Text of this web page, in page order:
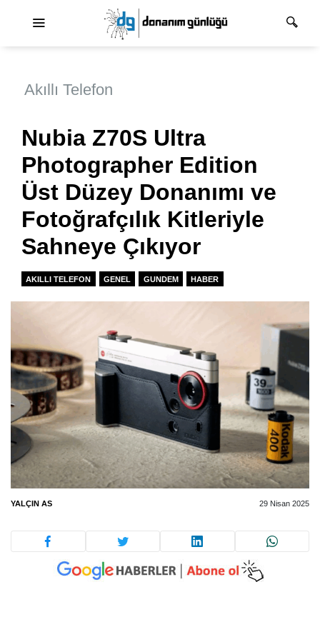
Akıllı Telefon
Nubia Z70S Ultra
Photographer Edition
Üst Düzey Donanımı ve
Fotoğrafçılık Kitleriyle
Sahneye Çıkıyor
AKILLI TELEFON GENEL GUNDEM HABER
YALÇIN AS 29 Nisan 2025